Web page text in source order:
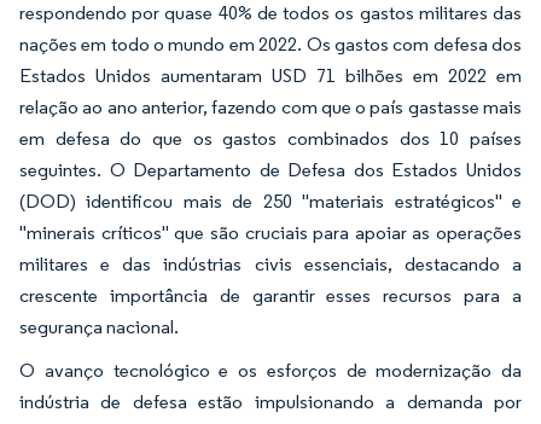
respondendo por quase 40% de todos os gastos militares das
nações em todo o mundo em 2022. Os gastos com defesa dos
Estados Unidos aumentaram USD 71 bilhões em 2022 em
relação ao ano anterior, fazendo com que o país gastasse mais
em defesa do que os gastos combinados dos 10 países
seguintes. O Departamento de Defesa dos Estados Unidos
(DOD) identificou mais de 250 "materiais estratégicos" e
"minerais críticos" que são cruciais para apoiar as operações
militares e das indústrias civis essenciais, destacando a
crescente importância de garantir esses recursos para a
segurança nacional.
O avanço tecnológico e os esforços de modernização da
indústria de defesa estão impulsionando a demanda por